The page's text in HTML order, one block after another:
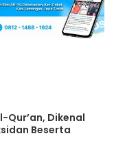
Qur’an, Dikenal
Beserta